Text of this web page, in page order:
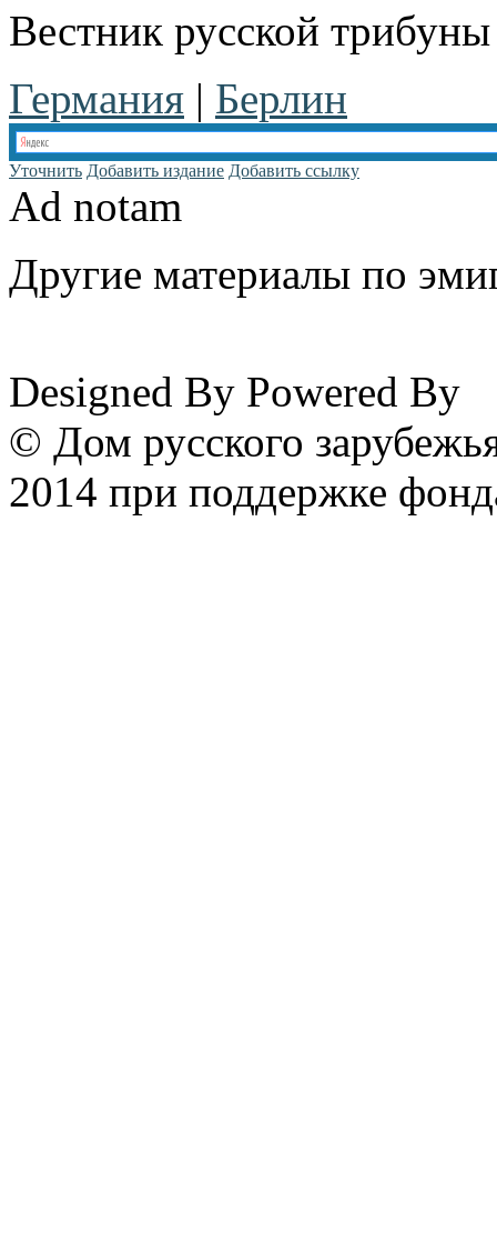
Вестник русской
Германия | Берлин
Уточнить Добавить издание Добавить ссылку
Ad notam
Другие материалы по
Designed By Powered By
© Дом русского
2014 при поддержке